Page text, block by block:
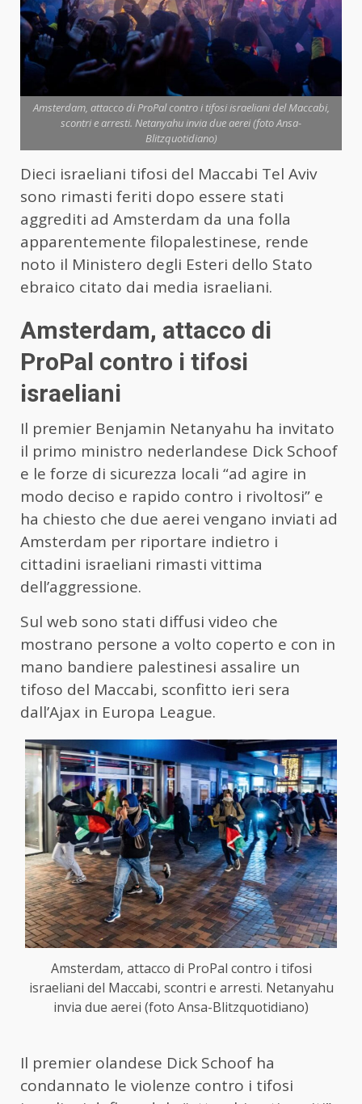
Amsterdam, attacco di ProPal contro i tifosi israeliani del Maccabi,
scontri e arresti. Netanyahu invia due aerei (foto Ansa-
Blitzquotidiano)
Dieci israeliani tifosi del Maccabi Tel Aviv
sono rimasti feriti dopo essere stati
aggrediti ad Amsterdam da una folla
apparentemente filopalestinese, rende
noto il Ministero degli Esteri dello Stato
ebraico citato dai media israeliani.
Amsterdam, attacco di
ProPal contro i tifosi
israeliani
Il premier Benjamin Netanyahu ha invitato
il primo ministro nederlandese Dick Schoof
e le forze di sicurezza locali “ad agire in
modo deciso e rapido contro i rivoltosi” e
ha chiesto che due aerei vengano inviati ad
Amsterdam per riportare indietro i
cittadini israeliani rimasti vittima
dell’aggressione.
Sul web sono stati diffusi video che
mostrano persone a volto coperto e con in
mano bandiere palestinesi assalire un
tifoso del Maccabi, sconfitto ieri sera
dall’Ajax in Europa League.
Amsterdam, attacco di ProPal contro i tifosi
israeliani del Maccabi, scontri e arresti. Netanyahu
invia due aerei (foto Ansa-Blitzquotidiano)
Il premier olandese Dick Schoof ha
condannato le violenze contro i tifosi